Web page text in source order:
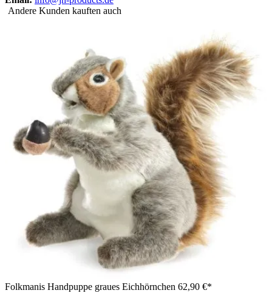
Andere Kunden kauften auch
Folkmanis Handpuppe graues Eichhörnchen 62,90 €*